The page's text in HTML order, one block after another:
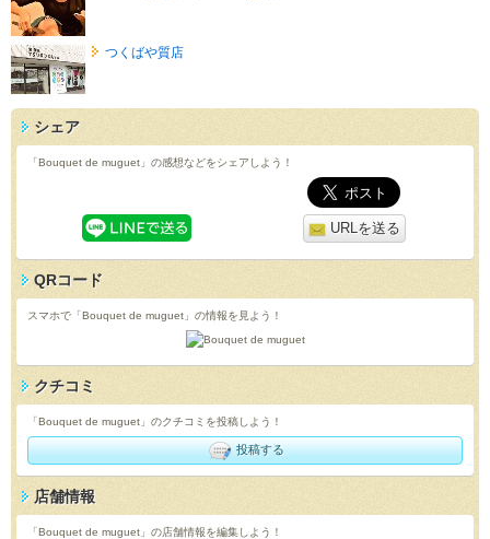
つくばや質店
シェア
「Bouquet de muguet」の感想などをシェアしよう！
URLを送る
QRコード
スマホで「Bouquet de muguet」の情報を見よう！
クチコミ
「Bouquet de muguet」のクチコミを投稿しよう！
投稿する
店舗情報
「Bouquet de muguet」の店舗情報を編集しよう！